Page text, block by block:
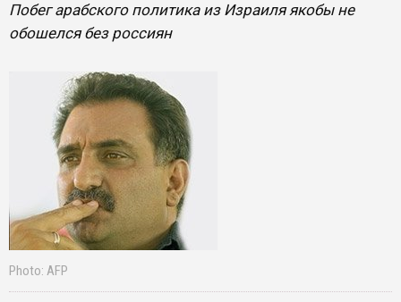
Побег арабского политика из Израиля якобы не
обошелся без россиян
Photo: AFP